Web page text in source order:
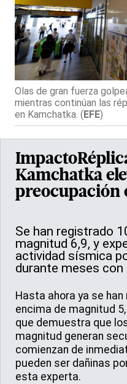
Olas de gran fuerza
mientras continúan las
en Kamchatka. ( EFE)
Kamchatka
preocupación
Se han registrado
magnitud 6,9, y
actividad sísmica
durante meses
Hasta ahora ya se
encima de magnitud
que demuestra que
magnitud generan
comienzan de
pueden ser dañinas
esta experta.